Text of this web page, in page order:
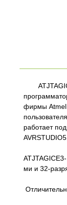
фирмы Atmel
работает
AVRSTUDIO5.
ми и 32-